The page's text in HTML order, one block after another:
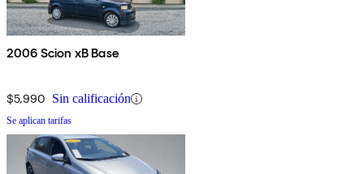
2006 Scion xB Base
$5,990 Sin calificación
Se aplican tarifas